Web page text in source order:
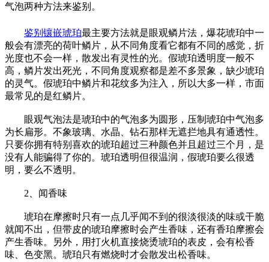
气泡两种方法来鉴别。
鉴别镶嵌琥珀最主要方法就是眼观鳞片法，爆花琥珀中一
般会有漂亮的荷叶鳞片，从不同角度看它都有不同的感觉，折
光度也不会一样，散发出有灵性的光。假琥珀透明度一般不
高，鳞片发出死光，不同角度观察都是差不多景象，缺少琥珀
的灵气。假琥珀中鳞片和花纹多为注入，所以大多一样，市面
最常见的是红鳞片。
眼观气泡法是琥珀中的气泡多为圆形，压制琥珀中气泡多
为长扁形。不象玻璃、水晶、钻石那样无遮拦地具有通透性。
只要你拥有特别喜欢的琥珀超过三种颜色并且超过三个月，是
没有人能骗得了你的。琥珀透明但很温润，假琥珀要么很透
明，要么不透明。
2、闻香味
琥珀在摩擦时只有一点几乎闻不到的很淡很淡的味或干脆
就闻不出，但带皮的琥珀摩擦时会产生香味，还有香珀摩擦会
产生香味。另外，用打火机直接烧烫琥珀的表皮，会有松香
味、色变黑。琥珀只有燃烧时才会散发出松香味。